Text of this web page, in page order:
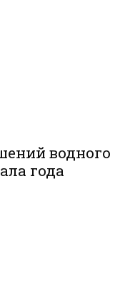
водного
года